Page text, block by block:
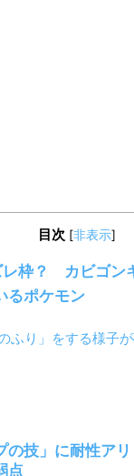
目次 [非表示]
枠？ カビゴン
るポケモン
ふり」をする様子
の技」に耐性ア
点